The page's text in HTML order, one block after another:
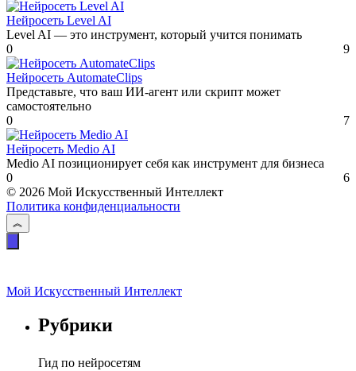
Нейросеть Level AI
Level AI — это инструмент, который учится понимать
0
9
Нейросеть AutomateClips
Представьте, что ваш ИИ-агент или скрипт может
самостоятельно
0
7
Нейросеть Medio AI
Medio AI позиционирует себя как инструмент для бизнеса
0
6
© 2026 Мой Искусственный Интеллект
Политика конфиденциальности
Мой Искусственный Интеллект
Рубрики
Гид по нейросетям